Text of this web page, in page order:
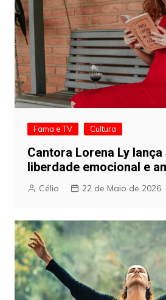
Fama e TV Cultura
Cantora Lorena Ly
liberdade emocional e
Célio 22 de Maio de 2026